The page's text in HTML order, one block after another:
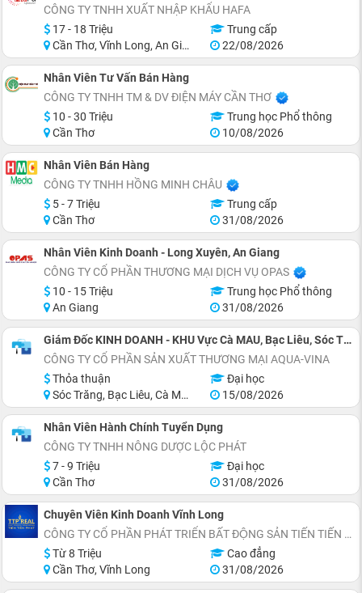
CÔNG TY TNHH XUẤT NHẬP KHẨU HAFA
17 - 18 Triệu
Trung cấp
Cần Thơ, Vĩnh Long, An Giang, Kiên Giang, Đồng Tháp, Tiền Giang
22/08/2026
Nhân Viên Tư Vấn Bán Hàng
CÔNG TY TNHH TM & DV ĐIỆN MÁY CẦN THƠ
10 - 30 Triệu
Trung học Phổ thông
Cần Thơ
10/08/2026
Nhân Viên Bán Hàng
CÔNG TY TNHH HỒNG MINH CHÂU
5 - 7 Triệu
Trung cấp
Cần Thơ
31/08/2026
Nhân Viên Kinh Doanh - Long Xuyên, An Giang
CÔNG TY CỔ PHẦN THƯƠNG MẠI DỊCH VỤ OPAS
10 - 15 Triệu
Trung học Phổ thông
An Giang
31/08/2026
Giám Đốc KINH DOANH - KHU Vực Cà MAU, Bạc Liêu, Sóc Trăng
CÔNG TY CỔ PHẦN SẢN XUẤT THƯƠNG MẠI AQUA-VINA
Thỏa thuận
Đại học
Sóc Trăng, Bạc Liêu, Cà Mau
15/08/2026
Nhân Viên Hành Chính Tuyển Dụng
CÔNG TY TNHH NÔNG DƯỢC LỘC PHÁT
7 - 9 Triệu
Đại học
Cần Thơ
31/08/2026
Chuyên Viên Kinh Doanh Vĩnh Long
CÔNG TY CỔ PHẦN PHÁT TRIỂN BẤT ĐỘNG SẢN TIẾN TIẾN PHÁT
Từ 8 Triệu
Cao đẳng
Cần Thơ, Vĩnh Long
31/08/2026